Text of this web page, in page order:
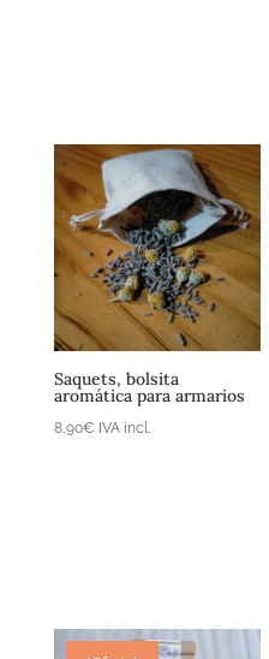
Saquets, bolsita
aromática para armarios
8,90€ IVA incl.
Añadir al
carrito